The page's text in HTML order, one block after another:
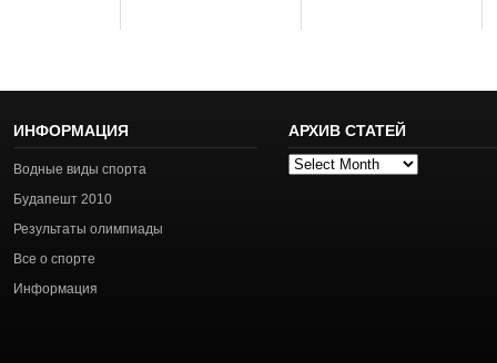
ИНФОРМАЦИЯ
Водные виды спорта
Будапешт 2010
Результаты олимпиады
Все о спорте
Информация
АРХИВ СТАТЕЙ
Архив